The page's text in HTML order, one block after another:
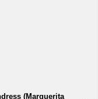
(Marguerita